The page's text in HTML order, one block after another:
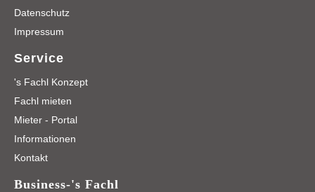
Datenschutz
Impressum
Service
's Fachl Konzept
Fachl mieten
Mieter - Portal
Informationen
Kontakt
Business-'s Fachl